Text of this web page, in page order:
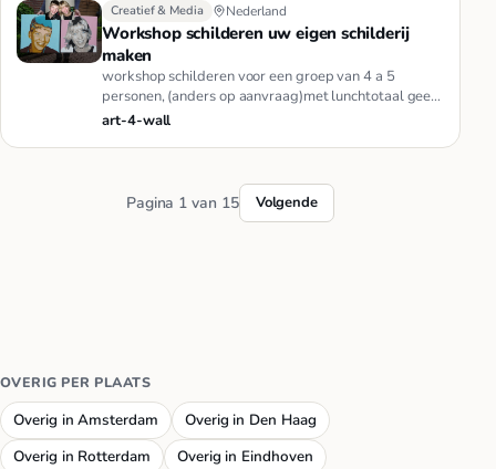
Creatief & Media Nederland
Workshop schilderen uw eigen schilderij
maken
workshop schilderen voor een groep van 4 a 5
personen, (anders op aanvraag)met lunchtotaal geen
ervaring nodig, iedereen…
art-4-wall
Pagina 1 van 15 Volgende
OVERIG PER PLAATS
Overig in Amsterdam
Overig in Den Haag
Overig in Rotterdam
Overig in Eindhoven